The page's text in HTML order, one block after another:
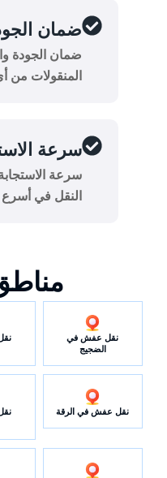
ضمان
ضمان الجودة
المنقولات من
سرعة
سرعة
النقل في
نقل عفش في
الضجيج
نقل عفش في الرقة